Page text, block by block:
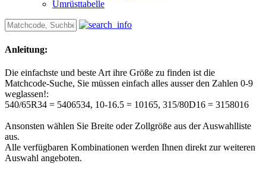
Umrüsttabelle
Anleitung:
Die einfachste und beste Art ihre Größe zu finden ist die
Matchcode-Suche, Sie müssen einfach alles ausser den Zahlen 0-9
weglassen!:
540/65R34 = 5406534, 10-16.5 = 10165, 315/80D16 = 3158016
Ansonsten wählen Sie Breite oder Zollgröße aus der Auswahlliste
aus.
Alle verfügbaren Kombinationen werden Ihnen direkt zur weiteren
Auswahl angeboten.